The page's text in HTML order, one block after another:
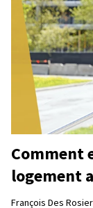
Comment
logement
François Des